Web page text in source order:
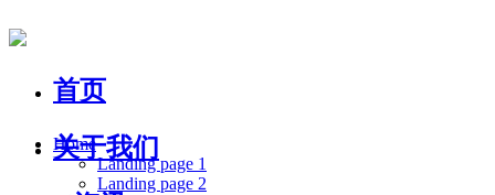
首页
关于我们
Home
Landing page 1
Landing page 2